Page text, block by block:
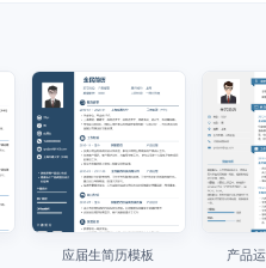
应届生简历模板 产品